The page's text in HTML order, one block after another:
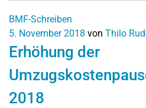
BMF-Schreiben
5. November 2018 von Thilo
Erhöhung der
2018